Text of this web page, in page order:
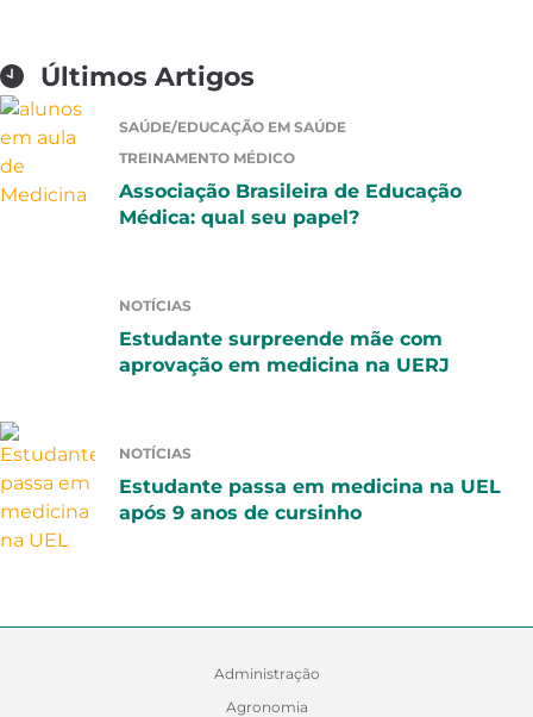
Últimos Artigos
SAÚDE/EDUCAÇÃO EM SAÚDE
TREINAMENTO MÉDICO
Associação Brasileira de Educação
Médica: qual seu papel?
NOTÍCIAS
Estudante surpreende mãe com
aprovação em medicina na UERJ
NOTÍCIAS
Estudante passa em medicina na UEL
após 9 anos de cursinho
Administração
Agronomia